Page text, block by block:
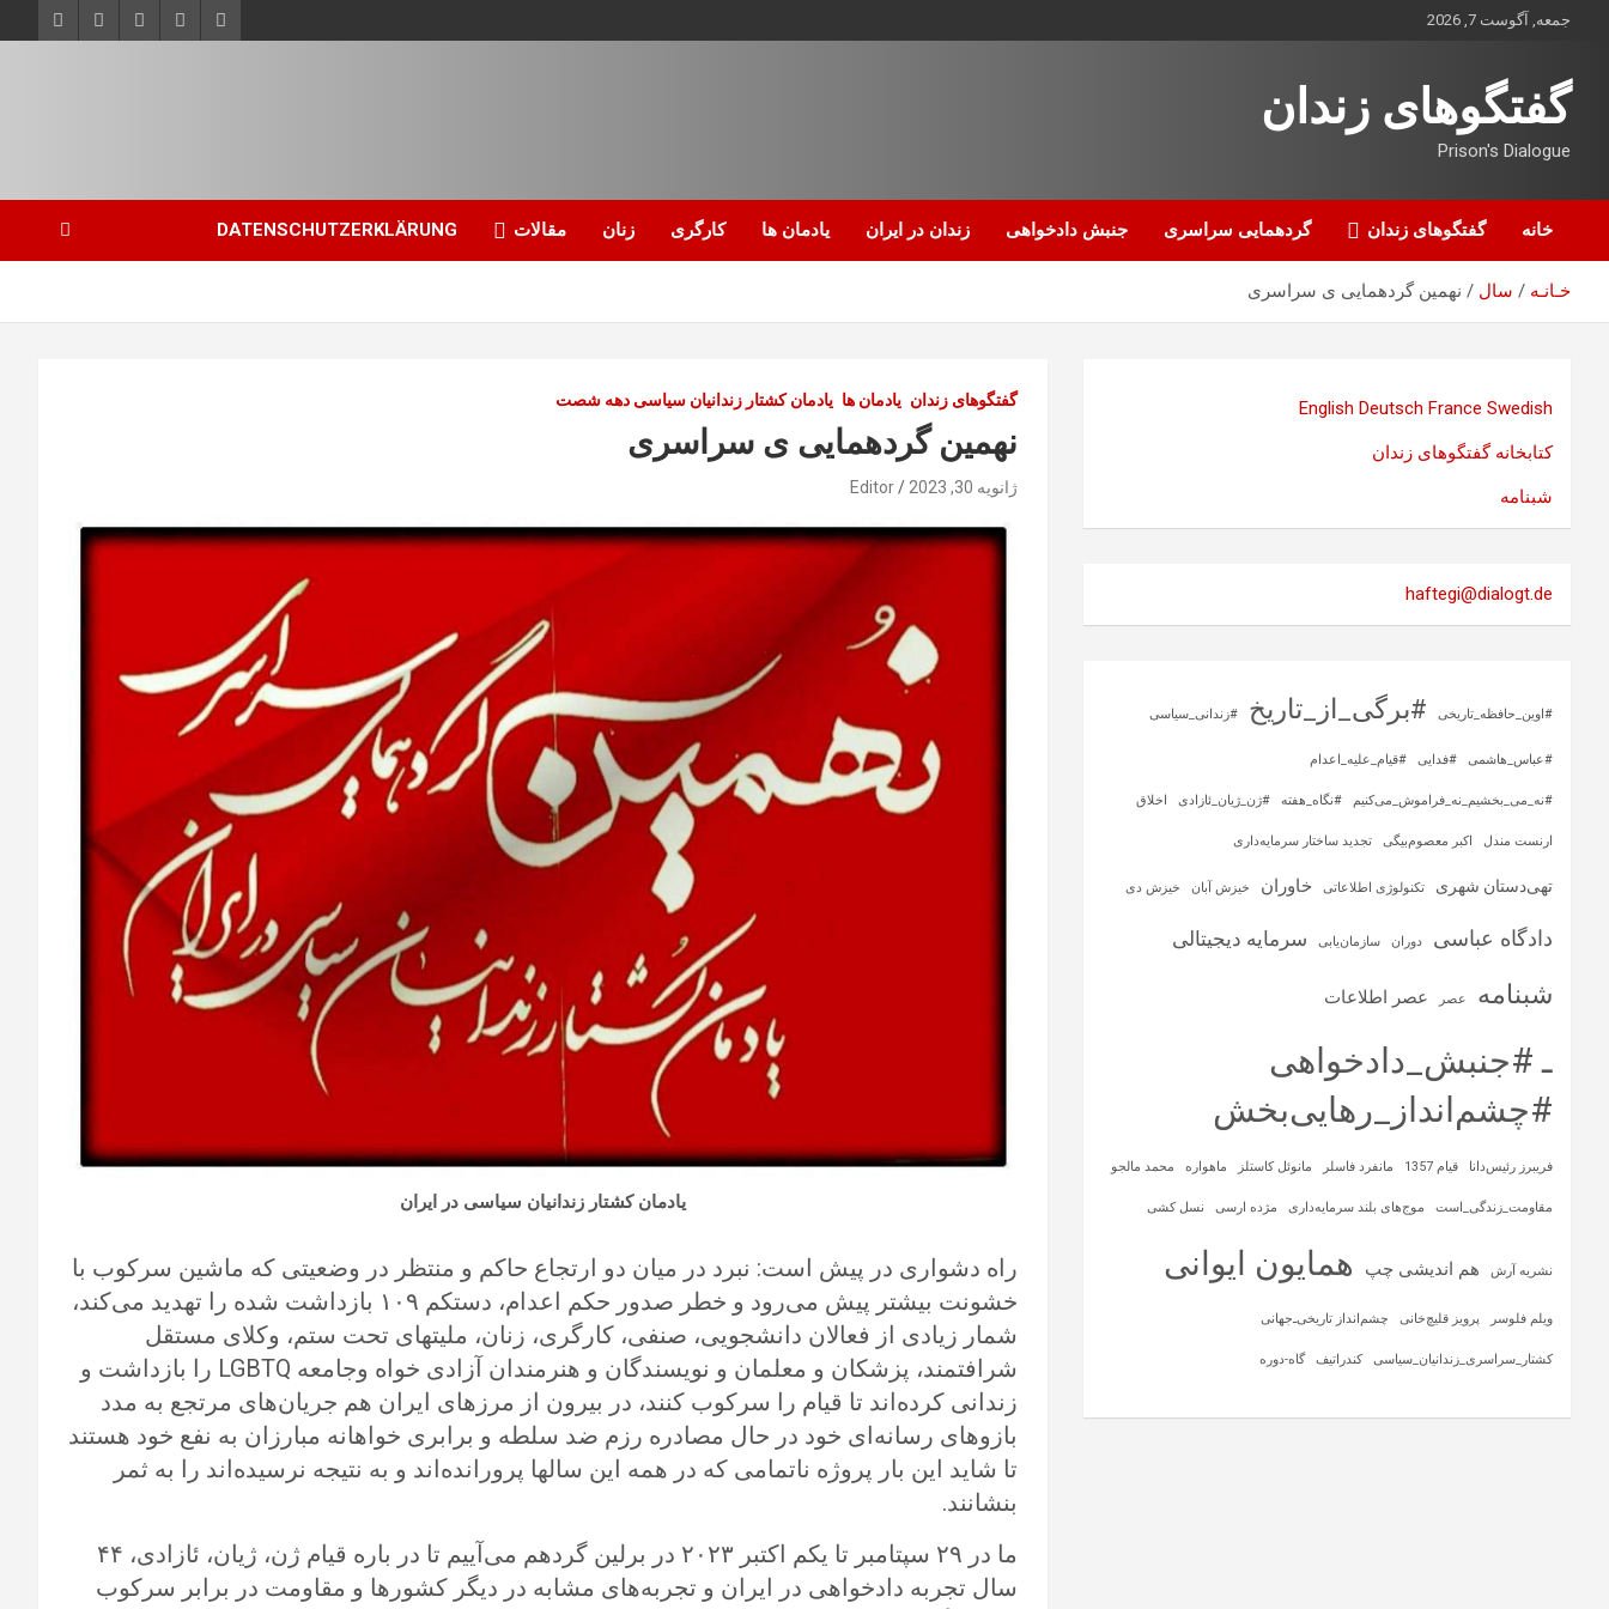
جمعه, آگوست 7, 2026
گفتگوهای زندان
Prison's Dialogue
خانه گفتگوهای زندان گردهمایی سراسری جنبش دادخواهی زندان در ایران یادمان ها کارگری زنان مقالات DATENSCHUTZERKLÄRUNG
خـانـه سال نهمین گردهمایی ی سراسری
گفتگوهای زندان یادمان ها یادمان کشتار زندانیان سیاسی دهه شصت
نهمین گردهمایی ی سراسری
ژانویه 30, 2023 Editor
یادمان کشتار زندانیان سیاسی در ایران
راه دشواری در پیش است: نبرد در میان دو ارتجاع حاکم و منتظر در وضعیتی که ماشین سرکوب با
خشونت بیشتر پیش می‌رود و خطر صدور حکم اعدام، دستکم ۱۰۹ بازداشت شده را تهدید می‌کند،
شمار زیادی از فعالان دانشجویی، صنفی، کارگری، زنان، ملیتهای تحت ستم، وکلای مستقل
شرافتمند، پزشکان و معلمان و نویسندگان و هنرمندان آزادی خواه وجامعه LGBTQ را بازداشت و
زندانی کرده‌اند تا قیام را سرکوب کنند، در بیرون از مرزهای ایران هم جریان‌های مرتجع به مدد
بازوهای رسانه‌ای خود در حال مصادره رزم ضد سلطه و برابری خواهانه مبارزان به نفع خود هستند
تا شاید این بار پروژه ناتمامی که در همه این سالها پرورانده‌اند و به نتیجه نرسیده‌اند را به ثمر
بنشانند.
ما در ۲۹ سپتامبر تا یکم اکتبر ۲۰۲۳ در برلین گردهم می‌آییم تا در باره قیام ژن، ژیان، ئازادی، ۴۴
سال تجربه دادخواهی در ایران و تجربه‌های مشابه در دیگر کشورها و مقاومت در برابر سرکوب
English Deutsch France Swedish
کتابخانه گفتگوهای زندان
شبنامه
haftegi@dialogt.de
#اوین_حافظه_تاریخی #برگی_از_تاریخ #زندانی_سیاسی
#عباس_هاشمی #فدایی #قیام_علیه_اعدام
#نه_می_بخشیم_نه_فراموش_می‌کنیم #نگاه_هفته #ژن_ژیان_ئازادی اخلاق
ارنست مندل اکبر معصوم‌بیگی تجدید ساختار سرمایه‌داری
تهی‌دستان شهری تکنولوژی اطلاعاتی خاوران خیزش آبان خیزش دی
دادگاه عباسی دوران سازمان‌یابی سرمایه‌ دیجیتالی
شبنامه عصر عصر اطلاعات
ـ #جنبش_دادخواهی
#چشم‌انداز_رهایی‌بخش
فریبرز رئیس‌دانا قیام 1357 مانفرد فاسلر مانوئل کاستلز ماهواره‌ محمد مالجو
مقاومت_زندگی_است موج‌های بلند سرمایه‌داری مژده ارسی نسل کشی
نشریه آرش هم اندیشی چپ همایون ایوانی
ویلم فلوسر پرویز قلیچ‌خانی چشم‌انداز تاریخی‌ـ‌جهانی
کشتار_سراسری_زندانیان_سیاسی کندراتیف گاه-دوره